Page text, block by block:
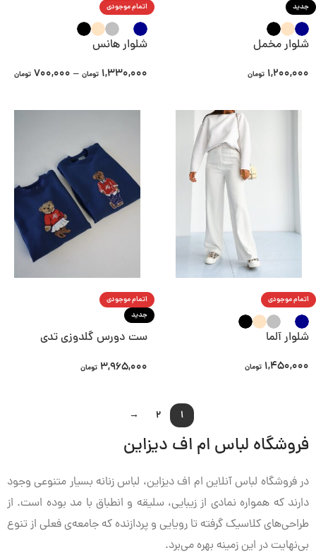
جدید
شلوار مخمل
1,200,000 تومان
اتمام موجودی
شلوار هانس
1,330,000 تومان –
700,000 تومان
اتمام موجودی
شلوار آلما
1,450,000 تومان
اتمام موجودی
جدید
ست دورس گلدوزی تدی
3,965,000 تومان
1
2
→
فروشگاه لباس ام اف دیزاین
در فروشگاه لباس آنلاین ام اف دیزاین، لباس زنانه بسیار متنوعی وجود
دارند که همواره نمادی از زیبایی، سلیقه و انطباق با مد بوده است. از
طراحی‌های کلاسیک گرفته تا رویایی و پردازنده که جامعه‌ی فعلی از تنوع
بی‌نهایت در این زمینه بهره می‌برد.